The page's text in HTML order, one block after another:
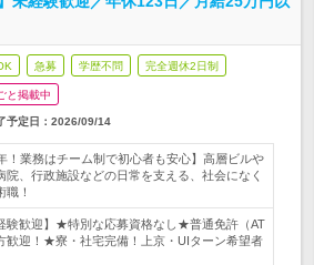
急募 学歴不問 完全週休2日制
と掲載中
予定日： 2026/09/14
！業務はチーム制で初心者も安心】高層ビルや
院、行政施設などの日常を支える、社会になく
職！
験歓迎】★特別な応募資格なし★普通免許（AT
歓迎！★寮・社宅完備！上京・UIターン希望者